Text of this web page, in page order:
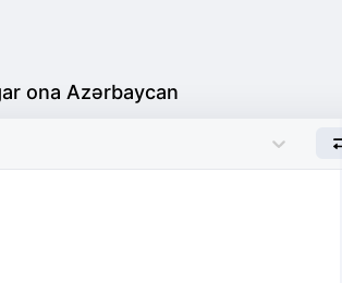
ona Azərbaycan